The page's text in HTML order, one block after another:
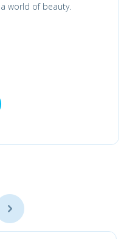
world of beauty.